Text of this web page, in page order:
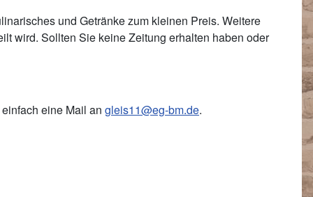
und Getränke zum kleinen Preis. Weitere
wird. Sollten Sie keine Zeitung erhalten haben oder
eine Mail an gleis11@eg-bm.de.